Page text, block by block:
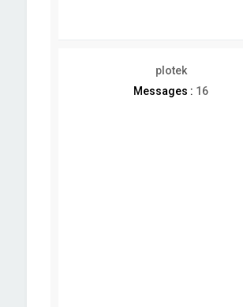
plotek
Messages : 16